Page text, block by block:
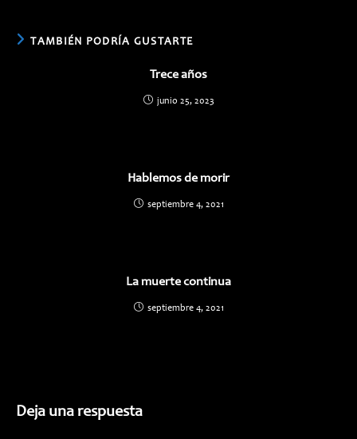
TAMBIÉN PODRÍA GUSTARTE
Trece años
junio 25, 2023
Hablemos de morir
septiembre 4, 2021
La muerte continua
septiembre 4, 2021
Deja una respuesta